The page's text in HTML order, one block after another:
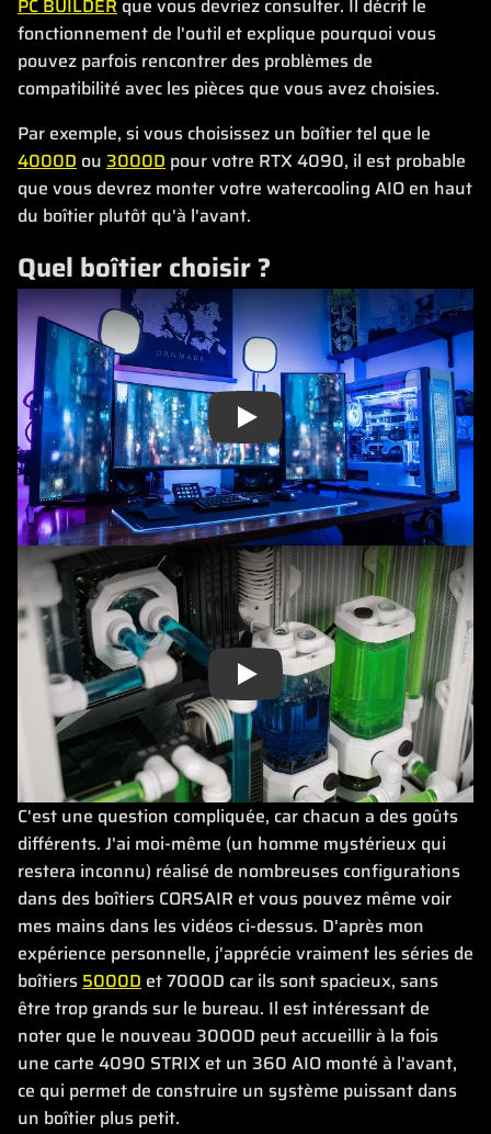
PC BUILDER que vous devriez consulter. Il décrit le
fonctionnement de l'outil et explique pourquoi vous
pouvez parfois rencontrer des problèmes de
compatibilité avec les pièces que vous avez choisies.
Par exemple, si vous choisissez un boîtier tel que le
4000D ou 3000D pour votre RTX 4090, il est probable
que vous devrez monter votre watercooling AIO en haut
du boîtier plutôt qu'à l'avant.
Quel boîtier choisir ?
Play
Play
C'est une question compliquée, car chacun a des goûts
différents. J'ai moi-même (un homme mystérieux qui
restera inconnu) réalisé de nombreuses configurations
dans des boîtiers CORSAIR et vous pouvez même voir
mes mains dans les vidéos ci-dessus. D'après mon
expérience personnelle, j'apprécie vraiment les séries de
boîtiers5000D et 7000D car ils sont spacieux, sans
être trop grands sur le bureau. Il est intéressant de
noter que le nouveau 3000D peut accueillir à la fois
une carte 4090 STRIX et un 360 AIO monté à l'avant,
ce qui permet de construire un système puissant dans
un boîtier plus petit.